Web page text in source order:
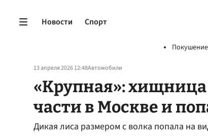
Новости Спорт
13 апреля 2026 12:48Автомобили
«Крупная»:
части в Москве и
Дикая лиса размером с волка попала на